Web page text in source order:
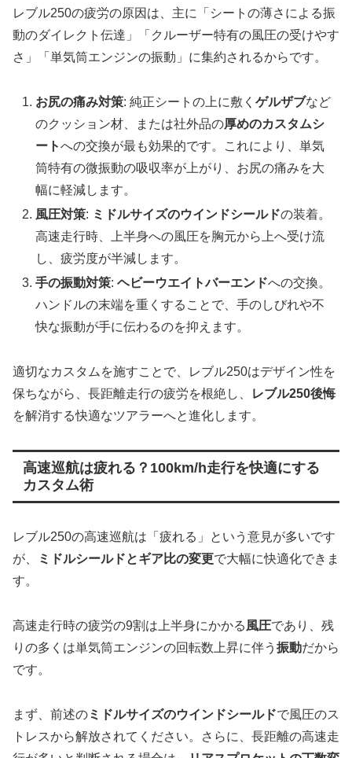
レブル250の疲労の原因は、主に「シートの薄さによる振
動のダイレクト伝達」「クルーザー特有の風圧の受けやす
さ」「単気筒エンジンの振動」に集約されるからです。
お尻の痛み対策: 純正シートの上に敷くゲルザブなど
のクッション材、または社外品の厚めのカスタムシ
ートへの交換が最も効果的です。これにより、単気
筒特有の微振動の吸収率が上がり、お尻の痛みを大
幅に軽減します。
風圧対策: ミドルサイズのウインドシールドの装着。
高速走行時、上半身への風圧を胸元から上へ受け流
し、疲労度が半減します。
手の振動対策:ヘビーウエイトバーエンドへの交換。
ハンドルの末端を重くすることで、手のしびれや不
快な振動が手に伝わるのを抑えます。
適切なカスタムを施すことで、レブル250はデザイン性を
保ちながら、長距離走行の疲労を根絶し、
レブル250後悔
を解消する快適なツアラーへと進化します。
高速巡航は疲れる？100km/h走行を快適にする
カスタム術
レブル250の高速巡航は「疲れる」という意見が多いです
が、
ミドルシールドとギア比の変更で大幅に快適化できま
す。
高速走行時の疲労の9割は上半身にかかる風圧であり、残
りの多くは単気筒エンジンの回転数上昇に伴う 振動だから
です。
まず、前述のミドルサイズのウインドシールドで風圧のス
トレスから解放されてください。さらに、長距離の高速走